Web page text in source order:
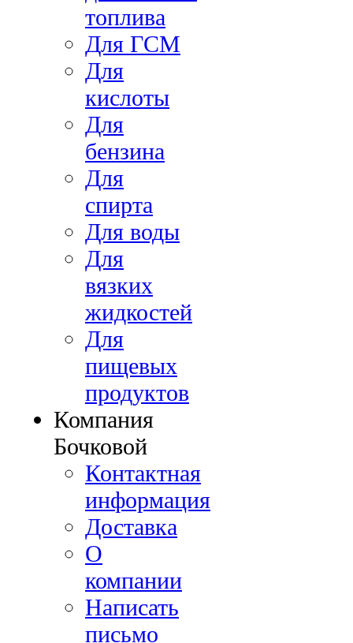
топлива
Для ГСМ
Для
кислоты
Для
бензина
Для
спирта
Для воды
Для
вязких
жидкостей
Для
пищевых
продуктов
Компания
Бочковой
Контактная
информация
Доставка
О
компании
Написать
письмо